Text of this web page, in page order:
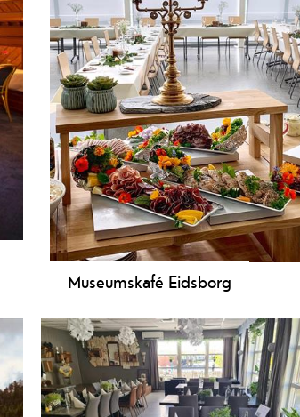
Museumskafé Eidsborg
Med flotte, ljose lokale med utsyn mot
bygdetunet og Eidsborg stavkyrkje
er museumskafeen i Eidsborg ei
fantastisk ramme for ein matbit. Ope
for bestilling (grupper og selskap) stort